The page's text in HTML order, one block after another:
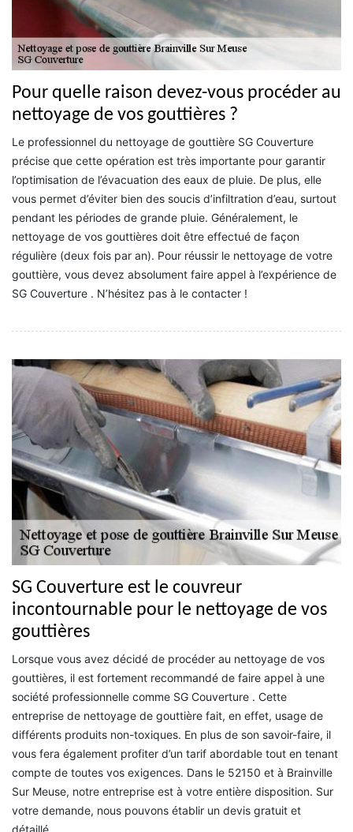
Pour quelle raison devez-vous procéder au
nettoyage de vos gouttières ?
Le professionnel du nettoyage de gouttière SG Couverture
précise que cette opération est très importante pour garantir
l’optimisation de l’évacuation des eaux de pluie. De plus, elle
vous permet d’éviter bien des soucis d’infiltration d’eau, surtout
pendant les périodes de grande pluie. Généralement, le
nettoyage de vos gouttières doit être effectué de façon
régulière (deux fois par an). Pour réussir le nettoyage de votre
gouttière, vous devez absolument faire appel à l’expérience de
SG Couverture . N’hésitez pas à le contacter !
SG Couverture est le couvreur
incontournable pour le nettoyage de vos
gouttières
Lorsque vous avez décidé de procéder au nettoyage de vos
gouttières, il est fortement recommandé de faire appel à une
société professionnelle comme SG Couverture . Cette
entreprise de nettoyage de gouttière fait, en effet, usage de
différents produits non-toxiques. En plus de son savoir-faire, il
vous fera également profiter d’un tarif abordable tout en tenant
compte de toutes vos exigences. Dans le 52150 et à Brainville
Sur Meuse, notre entreprise est à votre entière disposition. Sur
votre demande, nous pouvons établir un devis gratuit et